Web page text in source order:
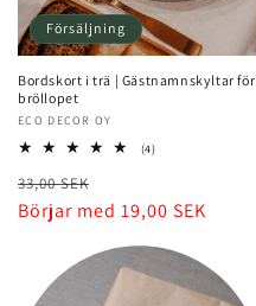
Försäljning
Bordskort i trä | Gästnamnskyltar för
bröllopet
Säljare:
ECO DECOR OY
(4)4
Normalt
pris
33,00 SEK
pris
Börjar med 19,00 SEK